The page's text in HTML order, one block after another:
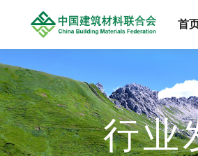
首
行业